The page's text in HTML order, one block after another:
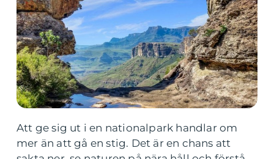
Att ge sig ut i en nationalpark handlar om
mer än att gå en stig. Det är en chans att